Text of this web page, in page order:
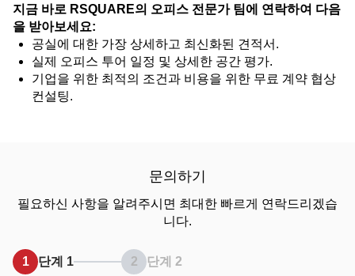
지금 바로 RSQUARE의 오피스 전문가 팀에 연락하여 다음
을 받아보세요:
공실에 대한 가장 상세하고 최신화된 견적서.
실제 오피스 투어 일정 및 상세한 공간 평가.
기업을 위한 최적의 조건과 비용을 위한 무료 계약 협상
컨설팅.
문의하기
필요하신 사항을 알려주시면 최대한 빠르게 연락드리겠습
니다.
1 단계 1 2 단계 2